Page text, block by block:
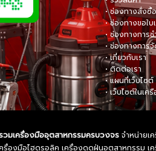
• ช่องทางสั่งซื้
• ช่องทางขอใ
• ช่องทางการช
• ช่องทางการ
• เกี่ยวกับเรา
• ติดต่อเรา
• แผนที่เว็บไซต์
• เว็บไซต์ในเครื
วมเครื่องมืออุตสาหกรรมครบวงจรจำหน่ายเ
รื่องมือไฮดรอลิค เครื่องดูดฝุ่นอุตสาหกรรม